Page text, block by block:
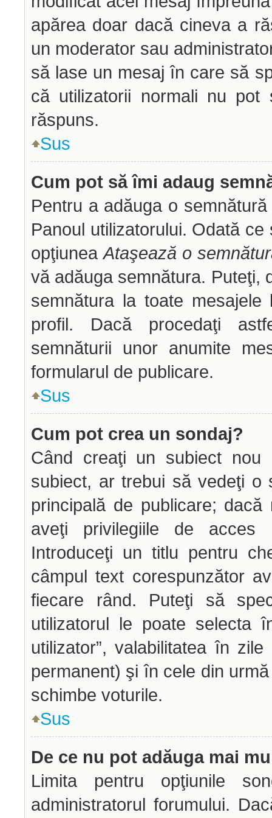
apărea doar dacă cineva a
un moderator sau
să lase un mesaj în care să
că utilizatorii normali nu
răspuns.
Sus
Cum pot să îmi adaug
Pentru a adăuga o
Panoul utilizatorului. Odată
opţiuneaAtaşează o
vă adăuga semnătura. Puteţi,
semnătura la toate mesajele
profil. Dacă procedaţi
semnăturii unor anumite
formularul de publicare.
Sus
Cum pot crea un sondaj?
Când creaţi un subiect nou
subiect, ar trebui să vedeţi o
principală de publicare;
aveţi privilegiile de acces
Introduceţi un titlu pentru
câmpul text corespunzător
fiecare rând. Puteţi să
utilizatorul le poate selecta
utilizator”, valabilitatea în
permanent) şi în cele din
schimbe voturile.
Sus
De ce nu pot adăuga mai
Limita pentru opţiunile
administratorul forumului.